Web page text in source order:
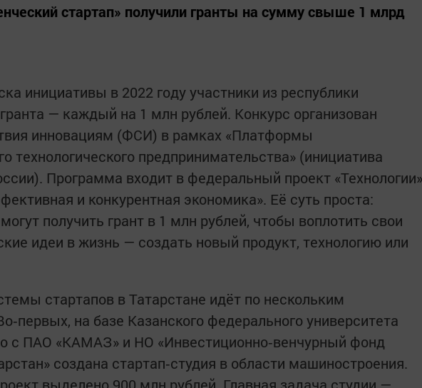
стартап» получили гранты на сумму свыше 1 млрд
инициативы в 2022 году участники из республики
— каждый на 1 млн рублей. Конкурс организован
инновациям (ФСИ) в рамках «Платформы
технологического предпринимательства» (инициатива
Программа входит в федеральный проект «Технологии»
и конкурентная экономика». Её суть проста:
получить грант в 1 млн рублей, чтобы воплотить свои
идеи в жизнь — создать новый продукт, технологию или
стартапов в Татарстане идёт по нескольким
на базе Казанского федерального университета
с ПАО «КАМАЗ» и НО «Инвестиционно‑венчурный фонд
создана стартап‑студия в области машиностроения.